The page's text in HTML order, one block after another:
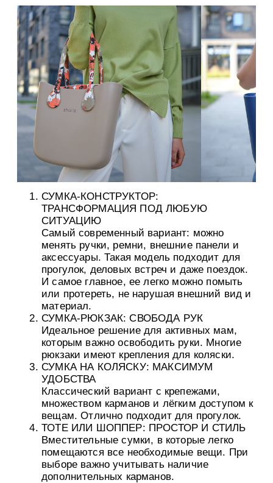
СУМКА-КОНСТРУКТОР:
ТРАНСФОРМАЦИЯ ПОД ЛЮБУЮ
СИТУАЦИЮ
Самый современный вариант: можно
менять ручки, ремни, внешние панели и
аксессуары. Такая модель подходит для
прогулок, деловых встреч и даже поездок.
И самое главное, ее легко можно помыть
или протереть, не нарушая внешний вид и
материал.
СУМКА-РЮКЗАК: СВОБОДА РУК
Идеальное решение для активных мам,
которым важно освободить руки. Многие
рюкзаки имеют крепления для коляски.
СУМКА НА КОЛЯСКУ: МАКСИМУМ
УДОБСТВА
Классический вариант с крепежами,
множеством карманов и лёгким доступом к
вещам. Отлично подходит для прогулок.
ТОТЕ ИЛИ ШОППЕР: ПРОСТОР И СТИЛЬ
Вместительные сумки, в которые легко
помещаются все необходимые вещи. При
выборе важно учитывать наличие
дополнительных карманов.